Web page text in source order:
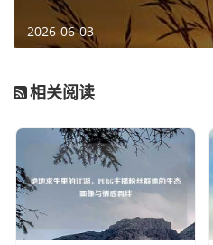
2026-06-03
相关阅读